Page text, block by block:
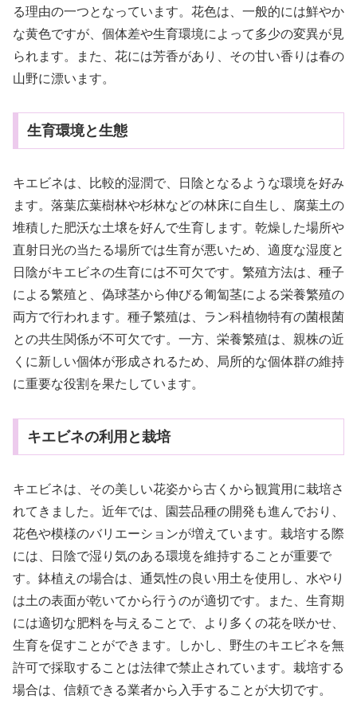
る理由の一つとなっています。花色は、一般的には鮮やか
な黄色ですが、個体差や生育環境によって多少の変異が見
られます。また、花には芳香があり、その甘い香りは春の
山野に漂います。
生育環境と生態
キエビネは、比較的湿潤で、日陰となるような環境を好み
ます。落葉広葉樹林や杉林などの林床に自生し、腐葉土の
堆積した肥沃な土壌を好んで生育します。乾燥した場所や
直射日光の当たる場所では生育が悪いため、適度な湿度と
日陰がキエビネの生育には不可欠です。繁殖方法は、種子
による繁殖と、偽球茎から伸びる匍匐茎による栄養繁殖の
両方で行われます。種子繁殖は、ラン科植物特有の菌根菌
との共生関係が不可欠です。一方、栄養繁殖は、親株の近
くに新しい個体が形成されるため、局所的な個体群の維持
に重要な役割を果たしています。
キエビネの利用と栽培
キエビネは、その美しい花姿から古くから観賞用に栽培さ
れてきました。近年では、園芸品種の開発も進んでおり、
花色や模様のバリエーションが増えています。栽培する際
には、日陰で湿り気のある環境を維持することが重要で
す。鉢植えの場合は、通気性の良い用土を使用し、水やり
は土の表面が乾いてから行うのが適切です。また、生育期
には適切な肥料を与えることで、より多くの花を咲かせ、
生育を促すことができます。しかし、野生のキエビネを無
許可で採取することは法律で禁止されています。栽培する
場合は、信頼できる業者から入手することが大切です。